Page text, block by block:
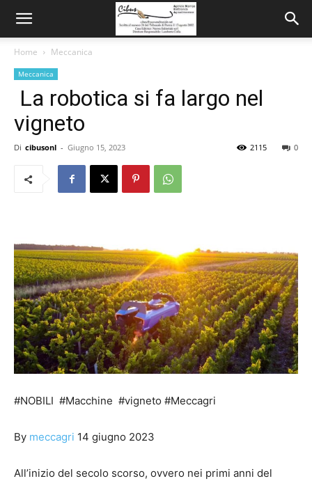
Home Meccanica
Meccanica
La robotica si fa largo nel
vigneto
Di cibusonl - Giugno 15, 2023 0
2115
#NOBILI #Macchine #vigneto #Meccagri
By meccagri 14 giugno 2023
All’inizio del secolo scorso, ovvero nei primi anni del